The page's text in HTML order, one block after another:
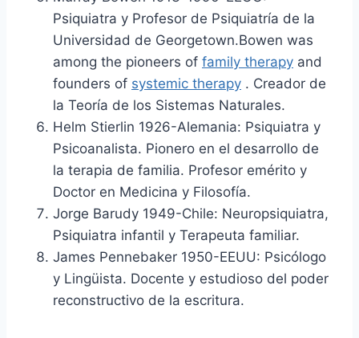
Psiquiatra y Profesor de Psiquiatría de la
Universidad de Georgetown.Bowen was
among the pioneers of family therapy and
founders of systemic therapy . Creador de
la Teoría de los Sistemas Naturales.
Helm Stierlin 1926-Alemania: Psiquiatra y
Psicoanalista. Pionero en el desarrollo de
la terapia de familia. Profesor emérito y
Doctor en Medicina y Filosofía.
Jorge Barudy 1949-Chile: Neuropsiquiatra,
Psiquiatra infantil y Terapeuta familiar.
James Pennebaker 1950-EEUU: Psicólogo
y Lingüista. Docente y estudioso del poder
reconstructivo de la escritura.